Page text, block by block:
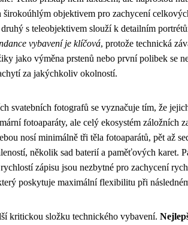
širokoúhlým objektivem pro zachycení
s teleobjektivem slouží k detailním
vybavení je klíčová, protože technická
jako výměna prstenů nebo první polibek se
za jakýchkoliv okolností.
svatebních fotografů se vyznačuje tím, že
fotoaparáty, ale celý ekosystém záložních
nosí minimálně tři těla fotoaparátů, pět až
několik sad baterií a paměťových karet.
zápisu jsou nezbytné pro zachycení
poskytuje maximální flexibilitu při
kritickou složku technického vybavení.